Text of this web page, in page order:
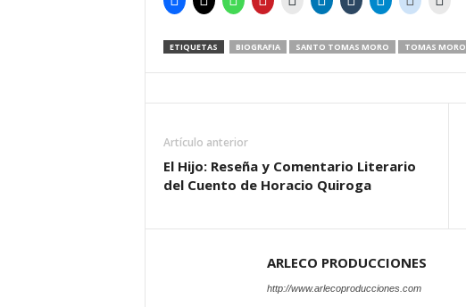
ETIQUETAS BIOGRAFIA SANTO TOMAS MORO TOMAS MORO
Artículo anterior
El Hijo: Reseña y Comentario Literario
del Cuento de Horacio Quiroga
ARLECO PRODUCCIONES
http://www.arlecoproducciones.com